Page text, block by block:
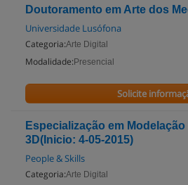
Doutoramento em Arte dos
Universidade Lusófona
Categoria:Arte Digital
Modalidade: Presencial
Solicite
Especialização em
3D(Inicio: 4-05-2015)
People & Skills
Categoria:Arte Digital